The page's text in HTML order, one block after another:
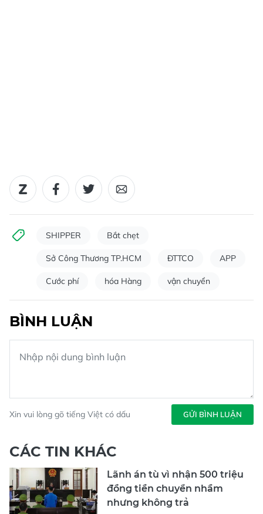
SHIPPER Bắt chẹt
Sở Công Thương TP.HCM ĐTTCO APP
Cước phí hóa Hàng vận chuyển
BÌNH LUẬN
Xin vui lòng gõ tiếng Việt có dấu GỬI BÌNH LUẬN
CÁC TIN KHÁC
Lãnh án tù vì nhận 500 triệu
đồng tiền chuyển nhầm
nhưng không trả